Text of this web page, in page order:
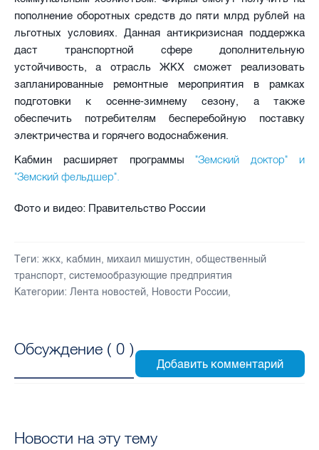
пополнение оборотных средств до пяти млрд рублей на
льготных условиях. Данная антикризисная поддержка
даст транспортной сфере дополнительную
устойчивость, а отрасль ЖКХ сможет реализовать
запланированные ремонтные мероприятия в рамках
подготовки к осенне-зимнему сезону, а также
обеспечить потребителям бесперебойную поставку
электричества и горячего водоснабжения.
Кабмин расширяет программы "Земский доктор" и
"Земский фельдшер".
Фото и видео: Правительство России
Теги: жкх, кабмин, михаил мишустин, общественный
транспорт, системообразующие предприятия
Категории: Лента новостей, Новости России,
Обсуждение ( 0 )
Новости на эту тему